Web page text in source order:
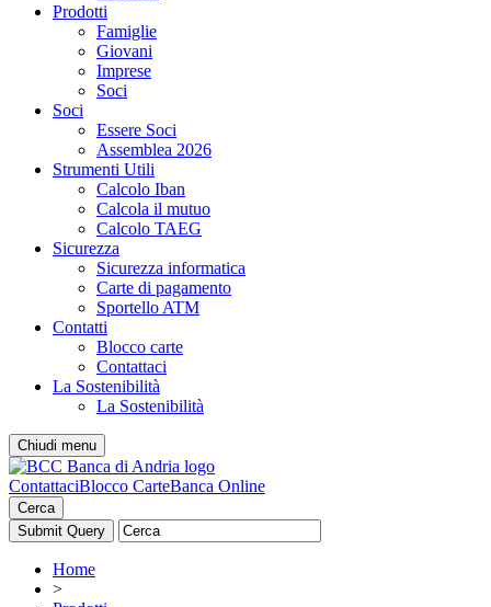
Prodotti
Famiglie
Giovani
Imprese
Soci
Soci
Essere Soci
Assemblea 2026
Strumenti Utili
Calcolo Iban
Calcola il mutuo
Calcolo TAEG
Sicurezza
Sicurezza informatica
Carte di pagamento
Sportello ATM
Contatti
Blocco carte
Contattaci
La Sostenibilità
La Sostenibilità
Chiudi menu
ContattaciBlocco CarteBanca Online
Cerca
Home
>